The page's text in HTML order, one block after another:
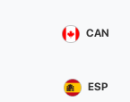
CAN
ESP